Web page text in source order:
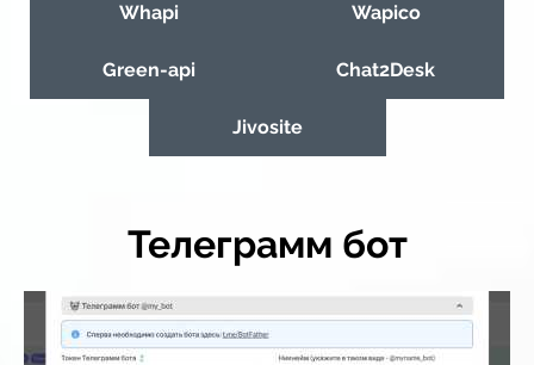
Whapi Wapico
Green-api Chat2Desk
Jivosite
Телеграмм бот